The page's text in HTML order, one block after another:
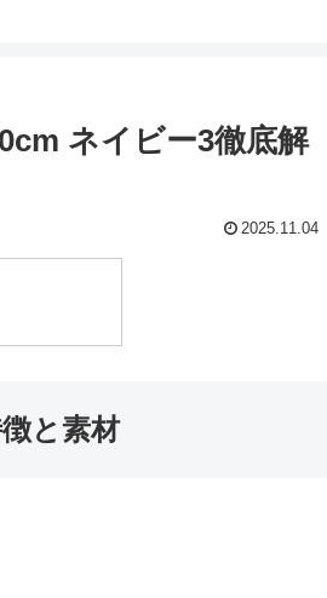
ネイビー3徹底解
2025.11.04
と素材